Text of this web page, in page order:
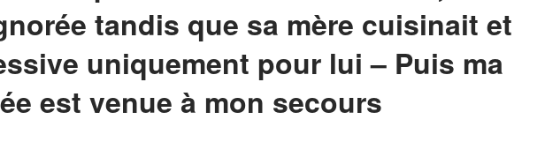
tandis que sa mère cuisinait et
uniquement pour lui – Puis ma
est venue à mon secours